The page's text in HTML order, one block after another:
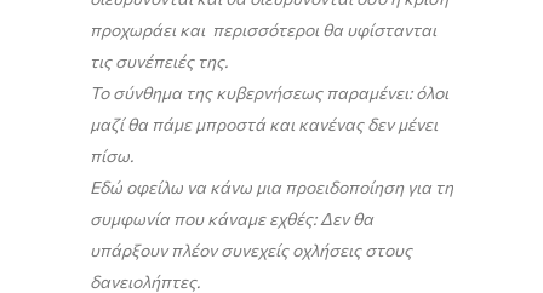
προχωράει και περισσότεροι θα υφίστανται
τις συνέπειές της.
Το σύνθημα της κυβερνήσεως παραμένει: όλοι
μαζί θα πάμε μπροστά και κανένας δεν μένει
πίσω.
Εδώ οφείλω να κάνω μια προειδοποίηση για τη
συμφωνία που κάναμε εχθές: Δεν θα
υπάρξουν πλέον συνεχείς οχλήσεις στους
δανειολήπτες.